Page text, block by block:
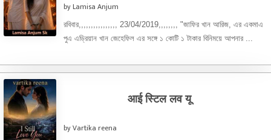
by Lamisa Anjum
রবিবার,,,,,,,,,,,,,,,, 23/04/2019,,,,,,,, "জাফির খান আরিজ, এর একমাএ
পুএ এড্রিয়ান খান জেহেফিল এর সঙ্গে ১ কোটি ১ টাকার বিনিময়ে আপনার ...
आई स्टिल लव यू
by Vartika reena